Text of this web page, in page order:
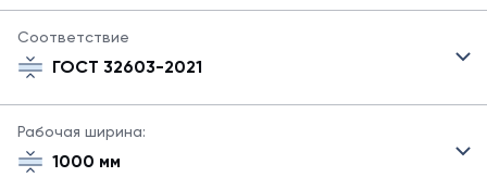
сэндвич-
быть
все
Соответствие
ГОСТ 32603-2021
Рабочая ширина:
1000 мм